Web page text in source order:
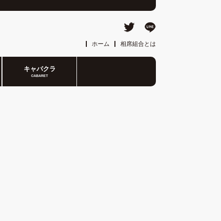
ホーム 相席組合とは
キャバクラ
CABARET